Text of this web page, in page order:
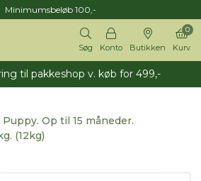
Minimumsbeløb 100,-
Søg Konto Butikken Kurv
0
til pakkeshop v. køb for 499,-
Op til 15 måneder.
(12kg)